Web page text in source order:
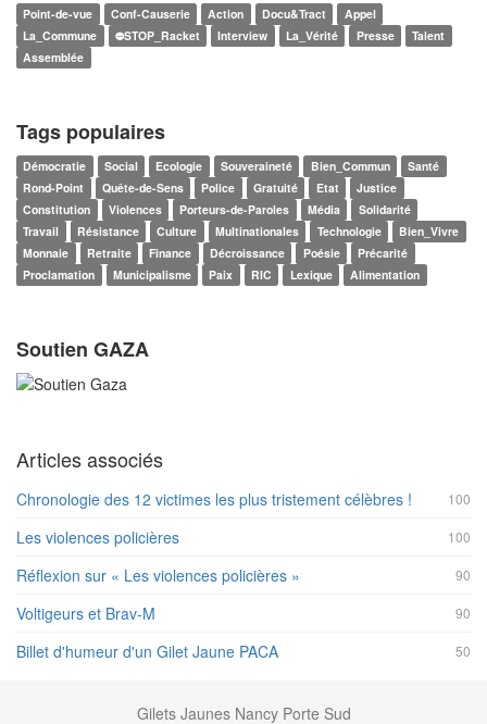
Point-de-vue Conf-Causerie Action Docu&Tract
Appel
La_Commune
⛔STOP_Racket Interview La_Vérité Presse
Talent
Assemblée
Tags populaires
Démocratie Social Ecologie Souveraineté Bien_Commun
Santé
Rond-Point
Quête-de-Sens Police Gratuité Etat
Justice
Constitution
Violences Porteurs-de-Paroles Média
Solidarité
Travail
Résistance Culture Multinationales Technologie
Bien_Vivre
Monnaie
Retraite Finance Décroissance Poésie
Précarité
Proclamation
Municipalisme Paix RIC Lexique Alimentation
Soutien GAZA
Articles associés
100
Chronologie des 12 victimes les plus tristement célèbres !
100
Les violences policières
90
Réflexion sur « Les violences policières »
90
Voltigeurs et Brav-M
50
Billet d'humeur d'un Gilet Jaune PACA
Gilets Jaunes Nancy Porte Sud